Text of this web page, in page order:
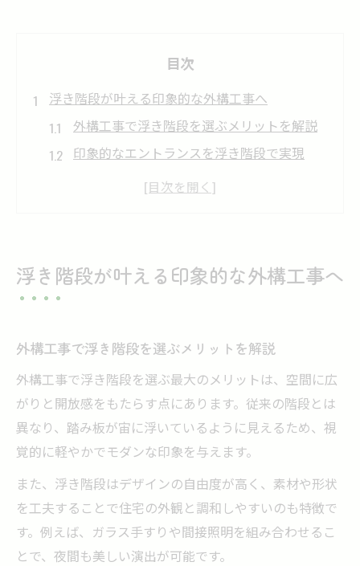
目次
浮き階段が叶える印象的な外構工事へ
外構工事で浮き階段を選ぶメリットを解説
印象的なエントランスを浮き階段で実現
外構工事のデザイン性を高める浮き階段活
浮き階段の外構工事で個性を引き出す方法
特徴
浮き階段がもたらす外構工事の上質な印象
とは
イン選び
浮き階段が人気の外構工事で注目される理
由
浮き階段が叶える印象的な外構工事へ
外構工事で浮き階段を選ぶメリットを解説
外構工事で浮き階段を選ぶ最大のメリットは、空間に広
がりと開放感をもたらす点にあります。従来の階段とは
異なり、踏み板が宙に浮いているように見えるため、視
覚的に軽やかでモダンな印象を与えます。
また、浮き階段はデザインの自由度が高く、素材や形状
を工夫することで住宅の外観と調和しやすいのも特徴で
す。例えば、ガラス手すりや間接照明を組み合わせるこ
とで、夜間も美しい演出が可能です。